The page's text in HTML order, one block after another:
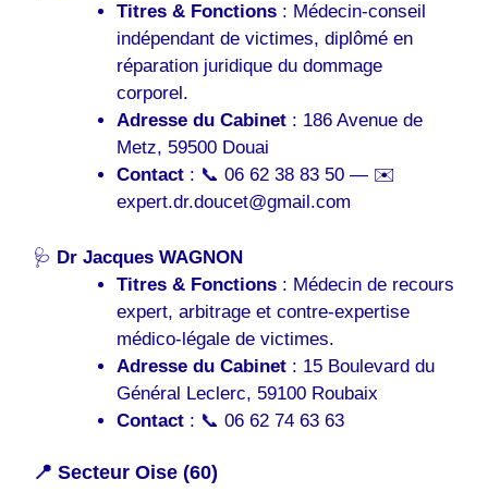
Titres & Fonctions: Médecin-conseil
indépendant de victimes, diplômé en
réparation juridique du dommage
corporel.
Adresse du Cabinet: 186 Avenue de
Metz, 59500 Douai
Contact: 📞 06 62 38 83 50 — ✉️
expert.dr.doucet@gmail.com
🩺 Dr Jacques WAGNON
Titres & Fonctions: Médecin de recours
expert, arbitrage et contre-expertise
médico-légale de victimes.
Adresse du Cabinet: 15 Boulevard du
Général Leclerc, 59100 Roubaix
Contact: 📞 06 62 74 63 63
📍 Secteur Oise (60)